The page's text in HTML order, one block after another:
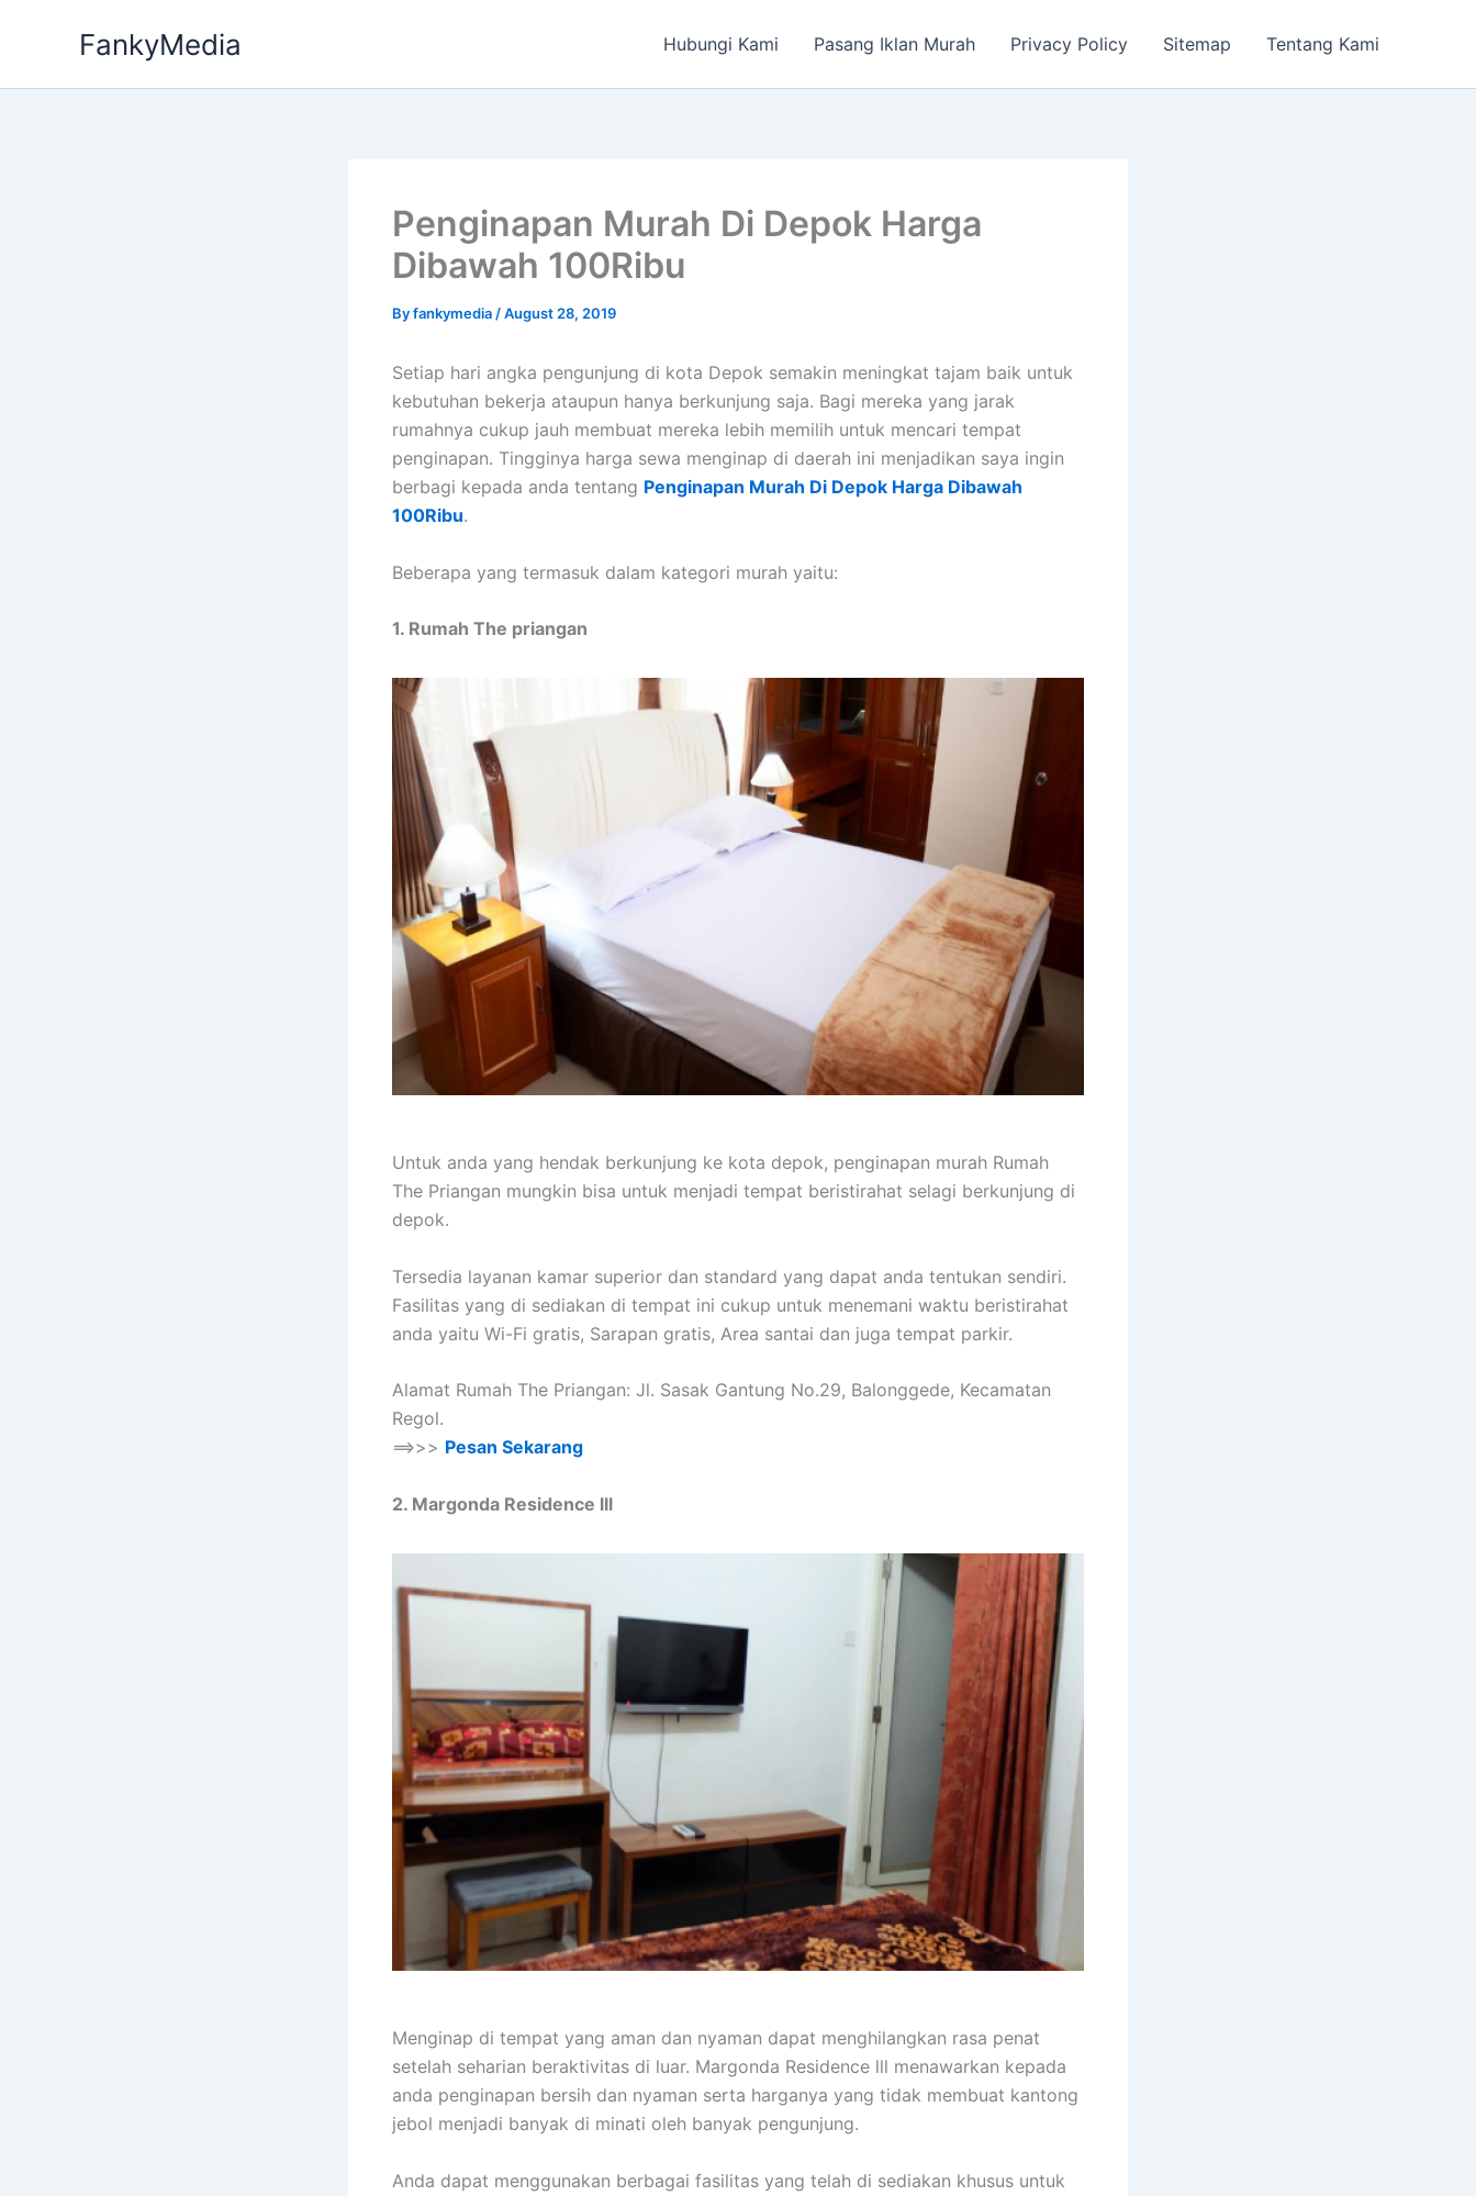
FankyMedia Hubungi Kami Pasang Iklan Murah Privacy Policy Sitemap Tentang Kami
Penginapan Murah Di Depok Harga
Dibawah 100Ribu
Byfankymedia /August 28, 2019
Setiap hari angka pengunjung di kota Depok semakin meningkat tajam baik untuk
kebutuhan bekerja ataupun hanya berkunjung saja. Bagi mereka yang jarak
rumahnya cukup jauh membuat mereka lebih memilih untuk mencari tempat
penginapan. Tingginya harga sewa menginap di daerah ini menjadikan saya ingin
berbagi kepada anda tentang Penginapan Murah Di Depok Harga Dibawah
100Ribu.
Beberapa yang termasuk dalam kategori murah yaitu:
1. Rumah The priangan
Untuk anda yang hendak berkunjung ke kota depok, penginapan murah Rumah
The Priangan mungkin bisa untuk menjadi tempat beristirahat selagi berkunjung di
depok.
Tersedia layanan kamar superior dan standard yang dapat anda tentukan sendiri.
Fasilitas yang di sediakan di tempat ini cukup untuk menemani waktu beristirahat
anda yaitu Wi-Fi gratis, Sarapan gratis, Area santai dan juga tempat parkir.
Alamat Rumah The Priangan: Jl. Sasak Gantung No.29, Balonggede, Kecamatan
Regol.
==>>> Pesan Sekarang
2. Margonda Residence lll
Menginap di tempat yang aman dan nyaman dapat menghilangkan rasa penat
setelah seharian beraktivitas di luar. Margonda Residence lll menawarkan kepada
anda penginapan bersih dan nyaman serta harganya yang tidak membuat kantong
jebol menjadi banyak di minati oleh banyak pengunjung.
Anda dapat menggunakan berbagai fasilitas yang telah di sediakan khusus untuk